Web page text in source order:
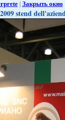
| Закрыть окно
stend